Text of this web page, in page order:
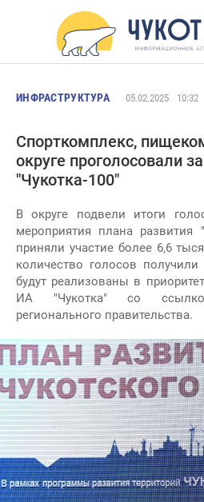
ИНФРАСТРУКТУРА 05.02.2025 10:32
Спорткомплекс,
округе проголосовали
"Чукотка-100"
В округе подвели итоги
мероприятия плана развития
приняли участие более 6,6
количество голосов
будут реализованы в
ИА "Чукотка" со
регионального правительства.